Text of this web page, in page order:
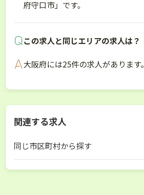
府守口市」です。
この求人と同じエリアの求人は？
大阪府には25件の求人があります。
関連する求人
同じ市区町村から探す